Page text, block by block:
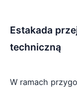
Estakada
techniczną
W ramach